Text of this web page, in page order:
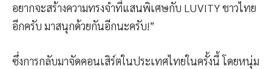
อยากจะสร้างความทรงจำที่แสนพิเศษกับ LUVITY ชาวไทย
อีกครับ มาสนุกด้วยกันอีกนะครับ!”
ซึ่งการกลับมาจัดคอนเสิร์ตในประเทศไทยในครั้งนี้ โดยหนุ่ม